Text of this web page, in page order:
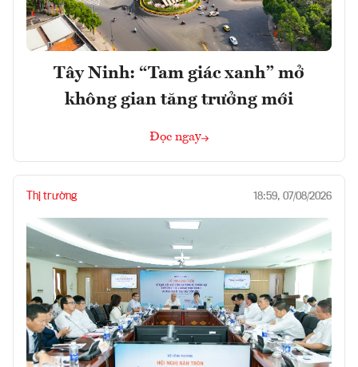
Tây Ninh: “Tam giác xanh” mở
không gian tăng trưởng mới
Đọc ngay
Thị trường 18:59, 07/08/2026